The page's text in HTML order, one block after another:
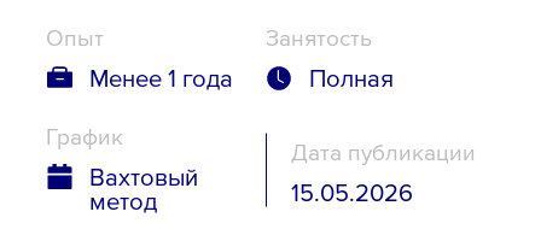
Опыт
Менее 1 года
Занятость
Полная
График
Вахтовый
метод
Дата публикации
15.05.2026